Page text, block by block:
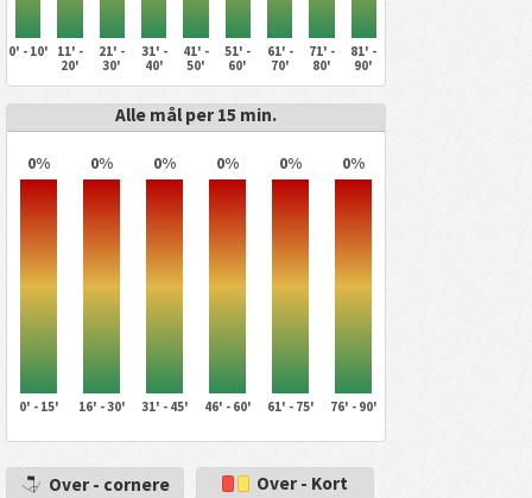
0' - 10'
11' -
20'
21' -
30'
31' -
40'
41' -
50'
51' -
60'
61' -
70'
71' -
80'
81' -
90'
Alle mål per 15 min.
0% 0% 0% 0% 0% 0%
0' - 15' 16' - 30' 31' - 45' 46' - 60' 61' - 75' 76' - 90'
Over - cornere Over - Kort